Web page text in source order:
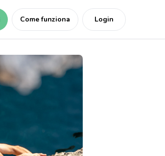
Come funziona Login